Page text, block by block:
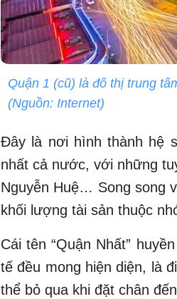
Quận 1 (cũ) là đô thị trung
(Nguồn: Internet)
Đây là nơi hình thành hệ
nhất cả nước, với những
Nguyễn Huệ… Song song
khối lượng tài sản thuộc
Cái tên “Quận Nhất”
tế đều mong hiện diện, là
thể bỏ qua khi đặt chân